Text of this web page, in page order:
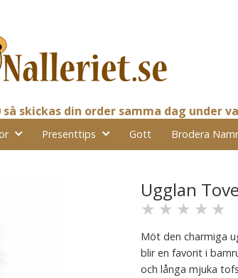
skickas din order samma dag under
Presenttips Gott Brodera
Ugglan
★★ ★ ★ ★
Möt den charmiga
blir en favorit i
och långa mjuka